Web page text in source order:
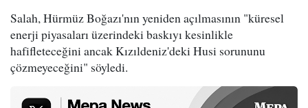
Salah, Hürmüz Boğazı'nın yeniden açılmasının "küresel
enerji piyasaları üzerindeki baskıyı kesinlikle
hafifleteceğini ancak Kızıldeniz'deki Husi sorununu
çözmeyeceğini" söyledi.